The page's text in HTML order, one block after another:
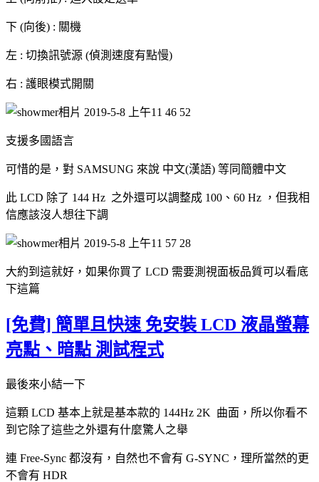
下 (向後) : 關機
左 : 切換訊號源 (偵測速度有點慢)
右 : 護眼模式開關
支援多國語言
可惜的是，對 SAMSUNG 來說 中文(漢語) 等同簡體中文
此 LCD 除了 144 Hz 之外還可以調整成 100、60 Hz ，但我相
信應該沒人想往下調
大約到這就好，如果你買了 LCD 需要測視面板品質可以看底
下這篇
[免費] 簡單且快速 免安裝 LCD 液晶螢幕
亮點、暗點 測試程式
最後來小結一下
這顆 LCD 基本上就是基本款的 144Hz 2K 曲面，所以你看不
到它除了這些之外還有什麼驚人之舉
連 Free-Sync 都沒有，自然也不會有 G-SYNC，理所當然的更
不會有 HDR